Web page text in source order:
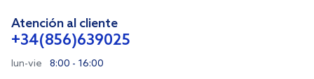
Atención al cliente
+34(856)639025
lun-vie 8:00 - 16:00